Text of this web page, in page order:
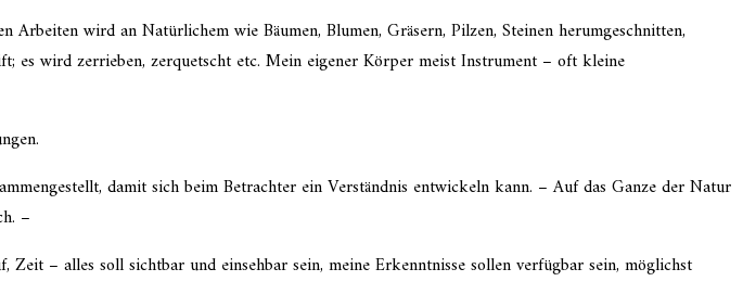
wird an Natürlichem wie Bäumen, Blumen, Gräsern, Pilzen, Steinen herum­ge­schnit­ten,
es wird zerrie­ben, zerquetscht etc. Mein eigener Körper meist Instrument – oft kleine
damit sich beim Betrachter ein Verständnis entwi­ckeln kann. – Auf das Ganze der Natur
–
– alles soll sicht­bar und einseh­bar sein, meine Erkenntnisse sollen verfüg­bar sein, möglichst